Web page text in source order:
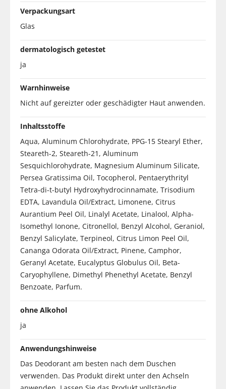
Verpackungsart
Glas
dermatologisch getestet
ja
Warnhinweise
Nicht auf gereizter oder geschädigter Haut anwenden.
Inhaltsstoffe
Aqua, Aluminum Chlorohydrate, PPG-15 Stearyl Ether,
Steareth-2, Steareth-21, Aluminum
Sesquichlorohydrate, Magnesium Aluminum Silicate,
Persea Gratissima Oil, Tocopherol, Pentaerythrityl
Tetra-di-t-butyl Hydroxyhydrocinnamate, Trisodium
EDTA, Lavandula Oil/Extract, Limonene, Citrus
Aurantium Peel Oil, Linalyl Acetate, Linalool, Alpha-
Isomethyl Ionone, Citronellol, Benzyl Alcohol, Geraniol,
Benzyl Salicylate, Terpineol, Citrus Limon Peel Oil,
Cananga Odorata Oil/Extract, Pinene, Camphor,
Geranyl Acetate, Eucalyptus Globulus Oil, Beta-
Caryophyllene, Dimethyl Phenethyl Acetate, Benzyl
Benzoate, Parfum.
ohne Alkohol
ja
Anwendungshinweise
Das Deodorant am besten nach dem Duschen
verwenden. Das Produkt direkt unter den Achseln